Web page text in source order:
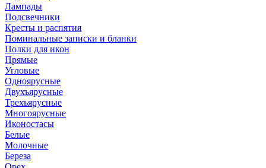
Лампады
Подсвечники
Кресты и распятия
Поминальные записки и бланки
Полки для икон
Прямые
Угловые
Одноярусные
Двухъярусные
Трехъярусные
Многоярусные
Иконостасы
Белые
Молочные
Береза